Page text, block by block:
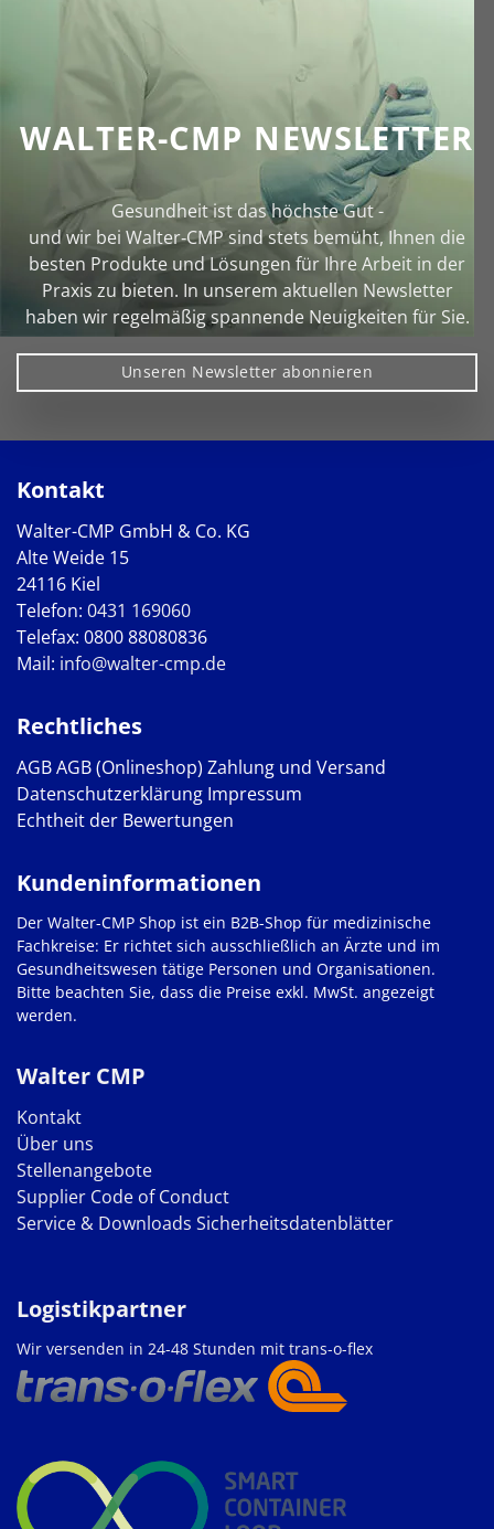
WALTER-CMP NEWSLETTER
Gesundheit ist das höchste Gut -
und wir bei Walter‑CMP sind stets bemüht, Ihnen die
besten Produkte und Lösungen für Ihre Arbeit in der
Praxis zu bieten. In unserem aktuellen Newsletter
haben wir regelmäßig spannende Neuigkeiten für Sie.
Unseren Newsletter abonnieren
Kontakt
Walter-CMP GmbH & Co. KG
Alte Weide 15
24116 Kiel
Telefon: 0431 169060
Telefax: 0800 88080836
Mail: info@walter-cmp.de
Rechtliches
AGBAGB (Onlineshop) Zahlung und Versand
Datenschutzerklärung Impressum
Echtheit der Bewertungen
Walter CMP
Kontakt
Über uns
Stellenangebote
Supplier Code of Conduct
Service & Downloads Sicherheitsdatenblätter
Kundeninformationen
Der Walter-CMP Shop ist ein B2B-Shop für medizinische
Fachkreise: Er richtet sich ausschließlich an Ärzte und im
Gesundheitswesen tätige Personen und Organisationen.
Bitte beachten Sie, dass die Preise exkl. MwSt. angezeigt
werden.
Logistikpartner
Wir versenden in 24-48 Stunden mit trans-o-flex